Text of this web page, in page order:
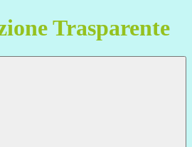
Trasparente